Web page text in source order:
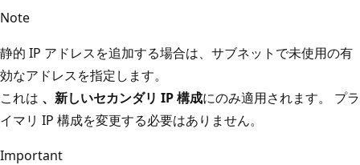
Note
静的 IP アドレスを追加する場合は、サブネットで未使用の有
効なアドレスを指定します。
これは 、新しいセカンダリ IP 構成にのみ適用されます。 プラ
イマリ IP 構成を変更する必要はありません。
Important